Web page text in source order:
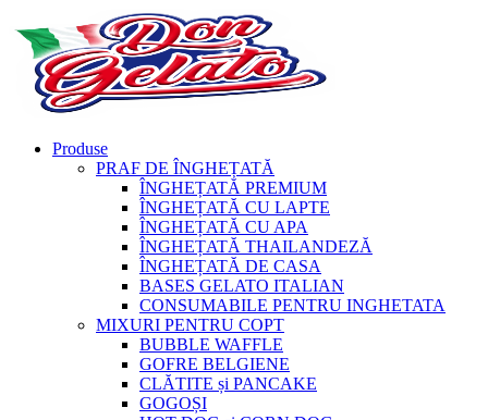
Produse
PRAF DE ÎNGHEȚATĂ
ÎNGHEȚATĂ PREMIUM
ÎNGHEȚATĂ CU LAPTE
ÎNGHEȚATĂ CU APA
ÎNGHEȚATĂ THAILANDEZĂ
ÎNGHEȚATĂ DE CASA
BASES GELATO ITALIAN
CONSUMABILE PENTRU INGHETATA
MIXURI PENTRU COPT
BUBBLE WAFFLE
GOFRE BELGIENE
CLĂTITE și PANCAKE
GOGOȘI